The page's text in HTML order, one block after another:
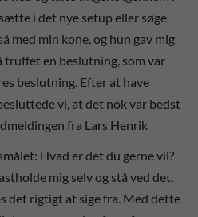
i det nye setup eller søge
med min kone, og hun gav mig
truffet en beslutning, som var
beslutning. Efter at have
vi, at det nok var bedst
fra Lars Henrik
Hvad er det du gerne vil?
mig selv og stå ved det,
det rigtigt at sige fra. Med dette